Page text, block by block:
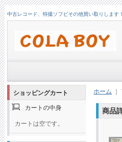
中古レコード、特撮ソフビその他買い取りします
ショッピングカート
カートの中身
カートは空です。
ホーム
商品